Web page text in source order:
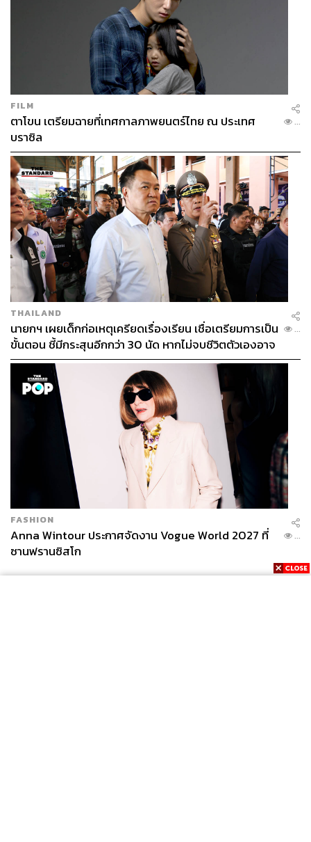
FILM
ตาโขน เตรียมฉายที่เทศกาลภาพยนตร์ไทย ณ ประเทศ
บราซิล
...
THAILAND
นายกฯ เผยเด็กก่อเหตุเครียดเรื่องเรียน เชื่อเตรียมการเป็น
ขั้นตอน ชี้มีกระสุนอีกกว่า 30 นัด หากไม่จบชีวิตตัวเองอาจ
สูญเสียเพิ่ม
...
FASHION
Anna Wintour ประกาศจัดงาน Vogue World 2027 ที่
ซานฟรานซิสโก
...